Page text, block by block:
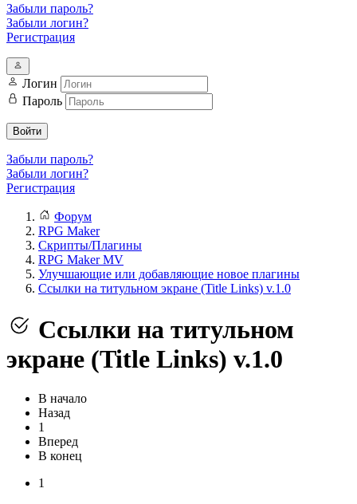
Забыли пароль?
Забыли логин?
Регистрация
Логин
Пароль
Войти
Забыли пароль?
Забыли логин?
Регистрация
Форум
RPG Maker
Скрипты/Плагины
RPG Maker MV
Улучшающие или добавляющие новое плагины
Ссылки на титульном экране (Title Links) v.1.0
Ссылки на титульном
экране (Title Links) v.1.0
В начало
Назад
1
Вперед
В конец
1